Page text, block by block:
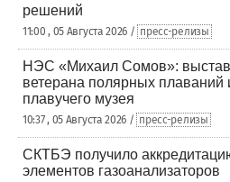
решений
11:00 , 05 Августа 2026 / пресс-релизы
НЭС «Михаил Сомов»:
ветерана полярных
плавучего музея
10:37 , 05 Августа 2026 / пресс-релизы
СКТБЭ получило
элементов газоанализаторов